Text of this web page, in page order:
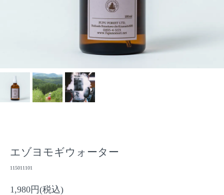
エゾヨモギウォーター
115011101
1,980円(税込)